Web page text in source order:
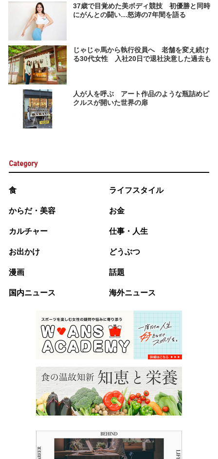
37歳で目覚めた美ボディ競技 初優勝と同時
にがんとの闘い…怒涛の7年間を語る
じゃじゃ馬から執行役員へ 老舗を変え続け
る30代女性 入社20日で退社決意した過去も
人が人を呼ぶ アート作品のような瓶詰めピ
クルスが開いた世界の扉
Category
食 ライフスタイル
からだ・美容 お金
カルチャー 仕事・人生
お出かけ どうぶつ
漫画 話題
国内ニュース 海外ニュース